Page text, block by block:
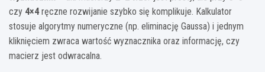
czy 4×4ręczne rozwijanie szybko się komplikuje. Kalkulator
stosuje algorytmy numeryczne (np. eliminację Gaussa) i jednym
kliknięciem zwraca wartość wyznacznika oraz informację, czy
macierz jest odwracalna.